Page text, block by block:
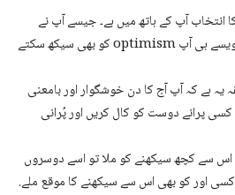
آپ کے ہاتھ میں ہے۔ جیسے آپ نے
helplessness کو سیکھا ہے، ویسے ہی آپ optimism کو بھی سیکھ سکتے
یہ ہے کہ آپ آج کا دن خوشگوار اور بامعنی
کسی پرانے دوست کو کال کریں اور پُرانی
اس سے کچھ سیکھنے کو ملا تو اسے دوسروں
اور کو بھی اس سے سیکھنے کا موقع ملے.